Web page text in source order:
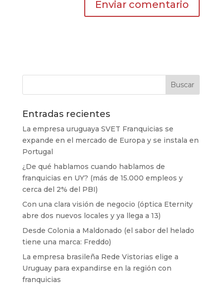
Entradas recientes
La empresa uruguaya SVET Franquicias se
expande en el mercado de Europa y se instala en
Portugal
¿De qué hablamos cuando hablamos de
franquicias en UY? (más de 15.000 empleos y
cerca del 2% del PBI)
Con una clara visión de negocio (óptica Eternity
abre dos nuevos locales y ya llega a 13)
Desde Colonia a Maldonado (el sabor del helado
tiene una marca: Freddo)
La empresa brasileña Rede Vistorias elige a
Uruguay para expandirse en la región con
franquicias